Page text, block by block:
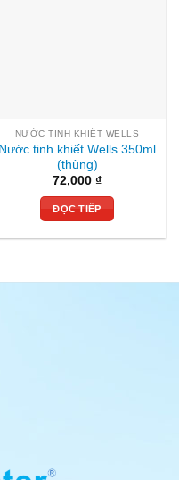
NƯỚC TINH KHIẾT WELLS
Nước tinh khiết Wells 350ml
(thùng)
72,000 ₫
ĐỌC TIẾP